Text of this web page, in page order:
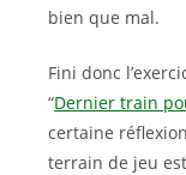
bien que mal.
Fini donc
“Dernier train
certaine
terrain de jeu